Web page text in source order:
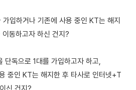
입하거나 기존에 사용 중인 KT는 해지
동하고자 하신 건지?
독으로 1대를 가입하고자 하고,
중인 KT는 해지한 후 타사로 인터넷+T